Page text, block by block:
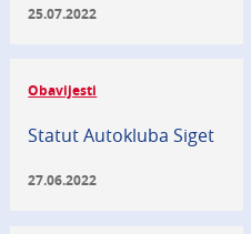
25.07.2022
Obavijesti
Statut Autokluba Siget
27.06.2022